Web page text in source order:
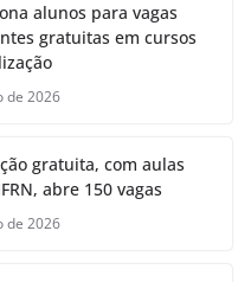
alunos para vagas
gratuitas em cursos
de 2026
gratuita, com aulas
abre 150 vagas
de 2026